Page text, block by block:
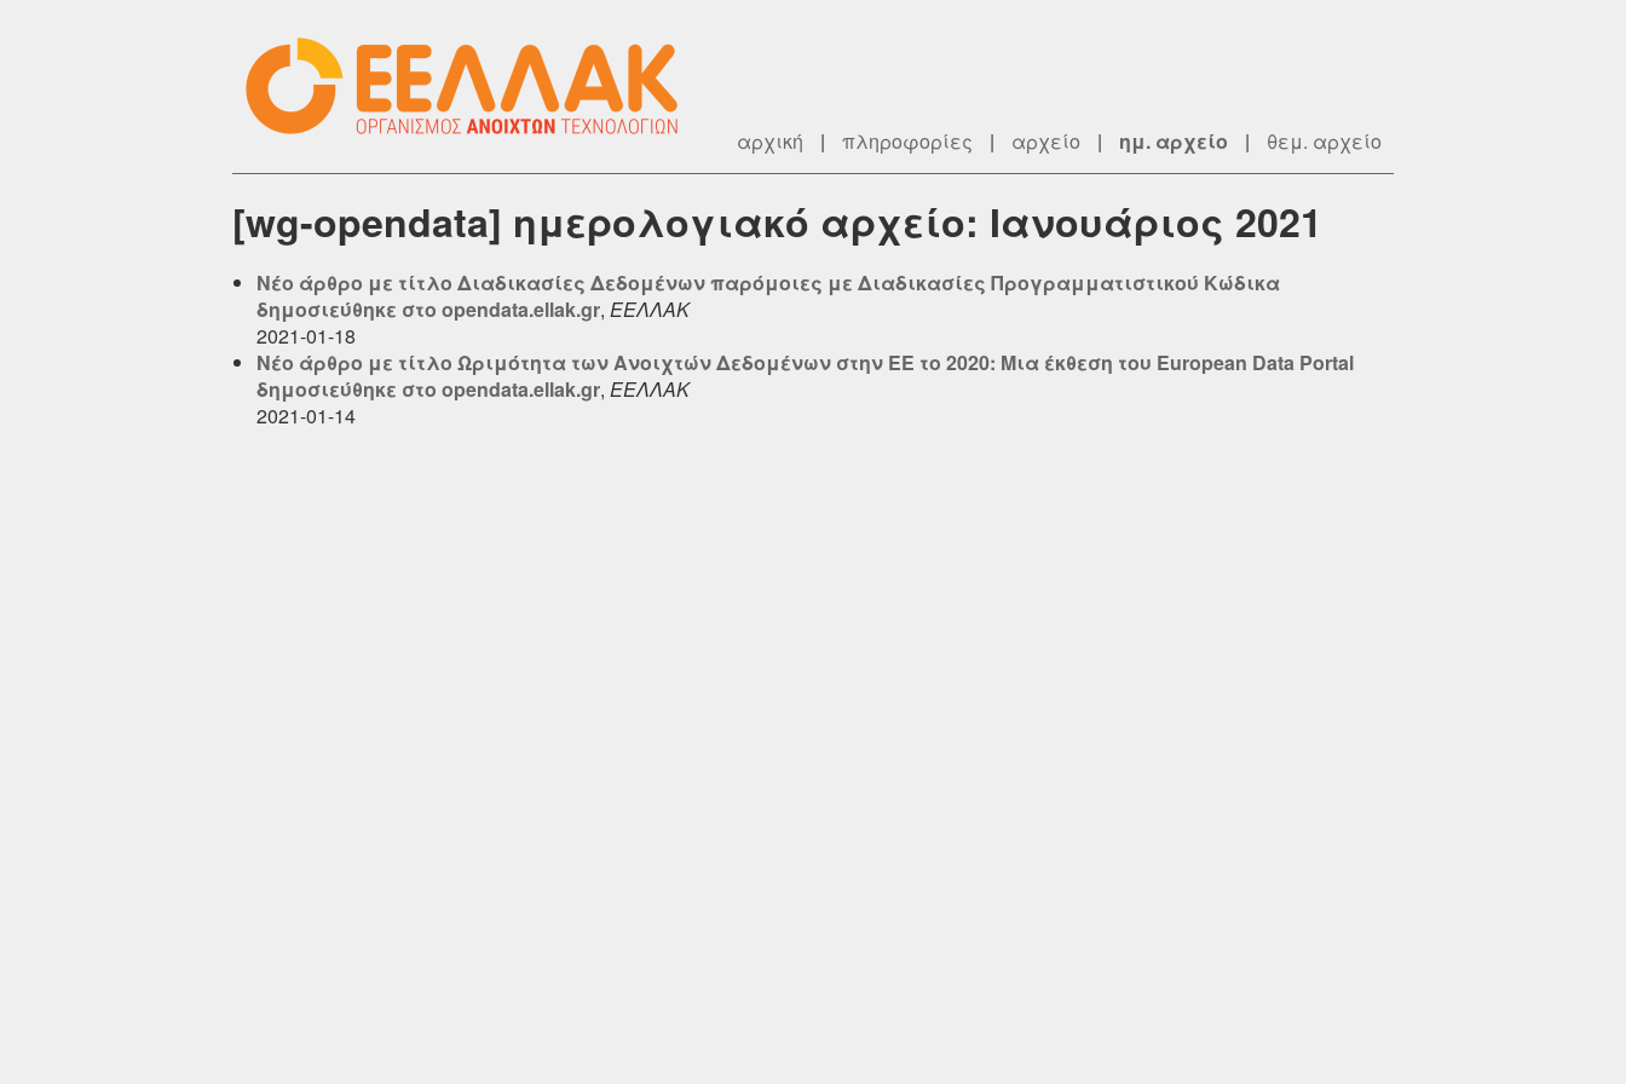
αρχική | πληροφορίες | αρχείο | ημ. αρχείο | θεμ. αρχείο
[wg-opendata] ημερολογιακό αρχείο: Ιανουάριος 2021
Νέο άρθρο με τίτλο Διαδικασίες Δεδομένων παρόμοιες με Διαδικασίες Προγραμματιστικού Κώδικα
δημοσιεύθηκε στο opendata.ellak.gr, ΕΕΛΛΑΚ
2021-01-18
Νέο άρθρο με τίτλο Ωριμότητα των Ανοιχτών Δεδομένων στην ΕΕ το 2020: Μια έκθεση του European Data Portal
δημοσιεύθηκε στο opendata.ellak.gr, ΕΕΛΛΑΚ
2021-01-14